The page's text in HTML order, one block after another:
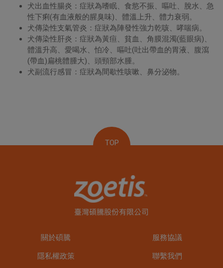
犬出血性腸炎：症狀為嗜眠、食慾不振、嘔吐、脫水、急
性下痢(有血液般的腥臭味)、體溫上升、體力衰弱。
犬傳染性支氣管炎：症狀為陣發性強力乾咳、哮喘病。
犬傳染性肝炎：症狀為黃疸、貧血、角膜混濁(藍眼病)、
體溫升高、愛喝水、怕冷、嘔吐(吐出帶血的胃液、腹瀉
(帶血)扁桃體腫大)、頭頸部水腫。
犬副流行感冒：症狀為間歇性咳嗽、鼻分泌物。
TOP
關於碩騰 服務協議
隱私權政策 聯繫我們